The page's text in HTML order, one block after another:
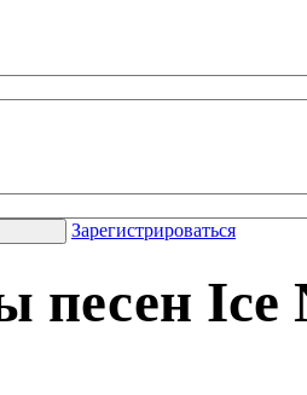
Зарегистрироваться
песен Ice